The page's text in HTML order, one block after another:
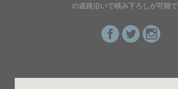
の道路沿いで積み下ろしが可能で